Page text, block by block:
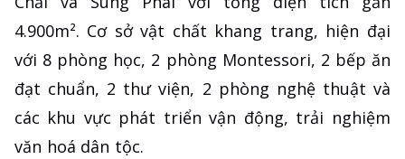
4.900m². Cơ sở vật chất khang trang, hiện đại
với 8 phòng học, 2 phòng Montessori, 2 bếp ăn
đạt chuẩn, 2 thư viện, 2 phòng nghệ thuật và
các khu vực phát triển vận động, trải nghiệm
văn hoá dân tộc.